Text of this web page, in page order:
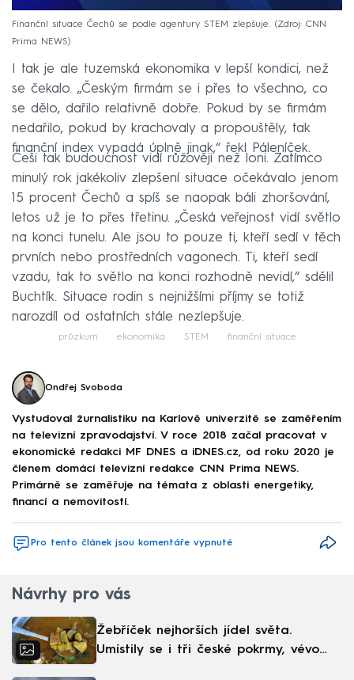
Finanční situace Čechů se podle agentury STEM zlepšuje.
Zdroj: CNN
Prima NEWS
I tak je ale tuzemská ekonomika v lepší kondici, než
se čekalo. „Českým firmám se i přes to všechno, co
se dělo, dařilo relativně dobře. Pokud by se firmám
nedařilo, pokud by krachovaly a propouštěly, tak
finanční index vypadá úplně jinak,“ řekl Páleníček.
Češi tak budoucnost vidí růžověji než loni. Zatímco
minulý rok jakékoliv zlepšení situace očekávalo jenom
15 procent Čechů a spíš se naopak báli zhoršování,
letos už je to přes třetinu. „Česká veřejnost vidí světlo
na konci tunelu. Ale jsou to pouze ti, kteří sedí v těch
prvních nebo prostředních vagonech. Ti, kteří sedí
vzadu, tak to světlo na konci rozhodně nevidí,“ sdělil
Buchtík. Situace rodin s nejnižšími příjmy se totiž
narozdíl od ostatních stále nezlepšuje.
průzkum ekonomika STEM finanční situace
Ondřej Svoboda
Vystudoval žurnalistiku na Karlově univerzitě se zaměřením
na televizní zpravodajství. V roce 2018 začal pracovat v
ekonomické redakci MF DNES a iDNES.cz, od roku 2020 je
členem domácí televizní redakce CNN Prima NEWS.
Primárně se zaměřuje na témata z oblasti energetiky,
financí a nemovitostí.
Pro tento článek jsou komentáře vypnuté
Návrhy pro vás
Žebříček nejhorších jídel světa.
Umístily se i tři české pokrmy, vévodí